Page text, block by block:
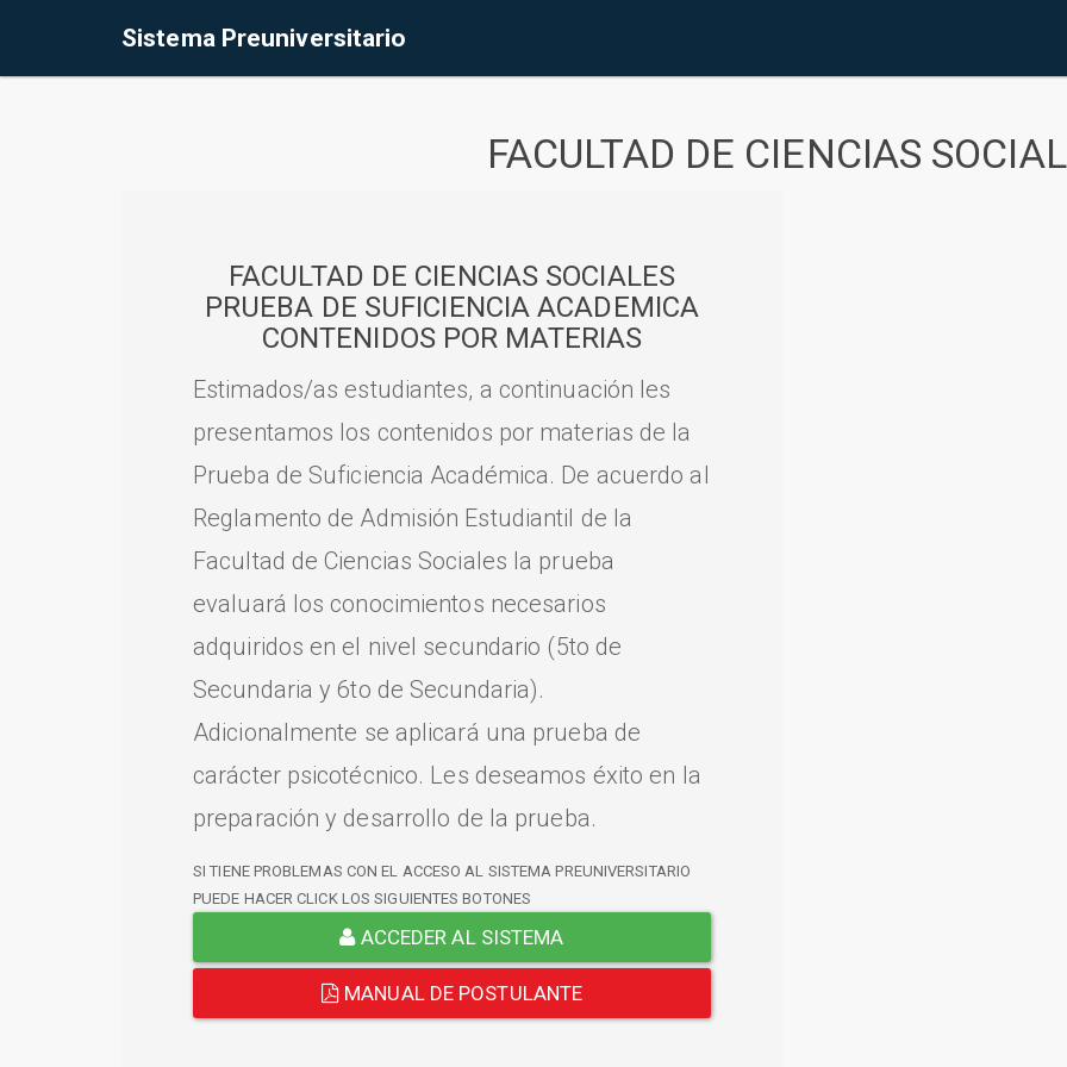
Sistema Preuniversitario
FACULTAD DE CIENCIAS
FACULTAD DE CIENCIAS SOCIALES
PRUEBA DE SUFICIENCIA ACADEMICA
CONTENIDOS POR MATERIAS
Estimados/as estudiantes, a continuación les
presentamos los contenidos por materias de la
Prueba de Suficiencia Académica. De acuerdo al
Reglamento de Admisión Estudiantil de la
Facultad de Ciencias Sociales la prueba
evaluará los conocimientos necesarios
adquiridos en el nivel secundario (5to de
Secundaria y 6to de Secundaria).
Adicionalmente se aplicará una prueba de
carácter psicotécnico. Les deseamos éxito en la
preparación y desarrollo de la prueba.
SI TIENE PROBLEMAS CON EL ACCESO AL SISTEMA PREUNIVERSITARIO
PUEDE HACER CLICK LOS SIGUIENTES BOTONES
ACCEDER AL SISTEMA
MANUAL DE POSTULANTE